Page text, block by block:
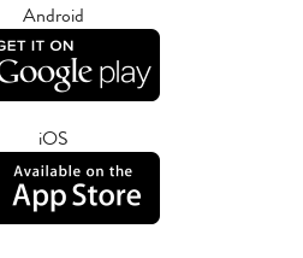
Android
iOS